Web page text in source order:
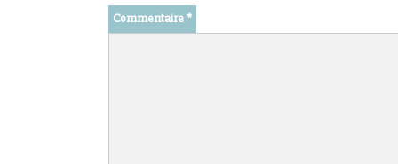
Commentaire *